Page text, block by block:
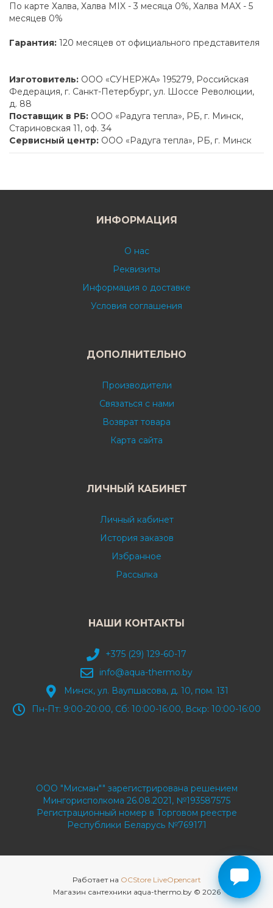
По карте Халва, Халва MIX - 3 месяца 0%, Халва MAX - 5
месяцев 0%
Гарантия: 120 месяцев от официального представителя
Изготовитель: ООО «СУНЕРЖА» 195279, Российская
Федерация, г. Санкт-Петербург, ул. Шоссе Революции,
д. 88
Поставщик в РБ: ООО «Радуга тепла», РБ, г. Минск,
Стариновская 11, оф. 34
Сервисный центр: ООО «Радуга тепла», РБ, г. Минск
ИНФОРМАЦИЯ
О нас
Реквизиты
Информация о доставке
Условия соглашения
ДОПОЛНИТЕЛЬНО
Производители
Связаться с нами
Возврат товара
Карта сайта
ЛИЧНЫЙ КАБИНЕТ
Личный кабинет
История заказов
Избранное
Рассылка
НАШИ КОНТАКТЫ
+375 (29) 129-60-17
info@aqua-thermo.by
Минск, ул. Ваупшасова, д. 10, пом. 131
Пн-Пт: 9:00-20:00, Сб: 10:00-16:00, Вскр: 10:00-16:00
ООО "Мисман"" зарегистрирована решением
Мингорисполкома 26.08.2021, №193587575
Регистрационный номер в Торговом реестре
Республики Беларусь №769171
Работает на OCStore LiveOpencart
Магазин сантехники aqua-thermo.by © 2026